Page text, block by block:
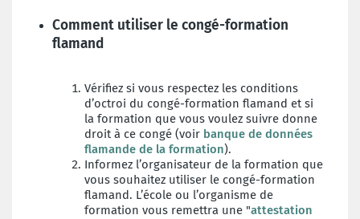
Comment utiliser le congé-formation
flamand
Vérifiez si vous respectez les conditions
d’octroi du congé-formation flamand et si
la formation que vous voulez suivre donne
droit à ce congé (voir banque de données
flamande de la formation).
Informez l’organisateur de la formation que
vous souhaitez utiliser le congé-formation
flamand. L’école ou l’organisme de
formation vous remettra une "attestation